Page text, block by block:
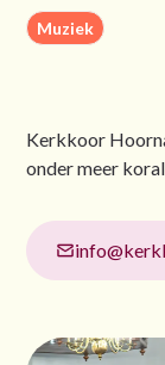
Muziek
Kerkkoor
onder meer